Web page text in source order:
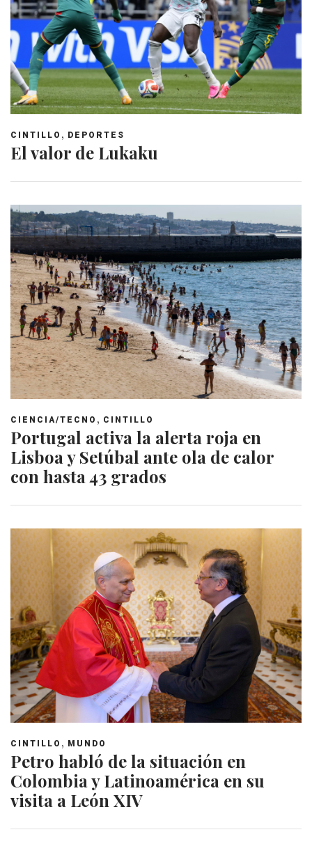
CINTILLO , DEPORTES
El valor de Lukaku
CIENCIA/TECNO , CINTILLO
Portugal activa la alerta roja en
Lisboa y Setúbal ante ola de calor
con hasta 43 grados
CINTILLO , MUNDO
Petro habló de la situación en
Colombia y Latinoamérica en su
visita a León XIV